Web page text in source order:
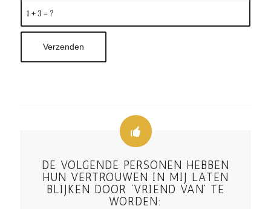
1 + 3 = ?
DE VOLGENDE PERSONEN HEBBEN
HUN VERTROUWEN IN MIJ LATEN
BLIJKEN DOOR ‘VRIEND VAN’ TE
WORDEN: